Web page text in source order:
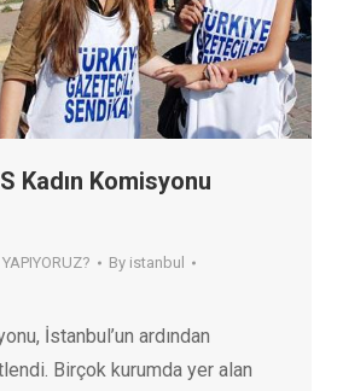
Kadın Komisyonu
YAPIYORUZ? By istanbul
İstanbul’un ardından
Birçok kurumda yer alan